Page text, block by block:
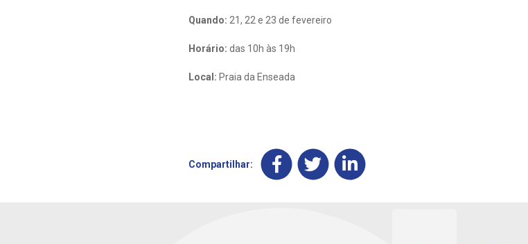
Quando: 21, 22 e 23 de fevereiro
Horário: das 10h às 19h
Local: Praia da Enseada
Compartilhar: